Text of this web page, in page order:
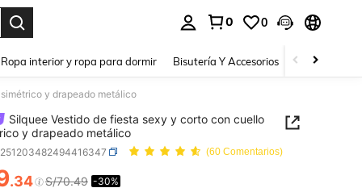
0 0
Ropa interior y ropa para dormir Bisutería Y Accesorios Zapatos
y drapeado metálico
Silquee Vestido de fiesta sexy y corto con cuello
y drapeado metálico
(60 Comentarios)
.34 S/70.49 -30%